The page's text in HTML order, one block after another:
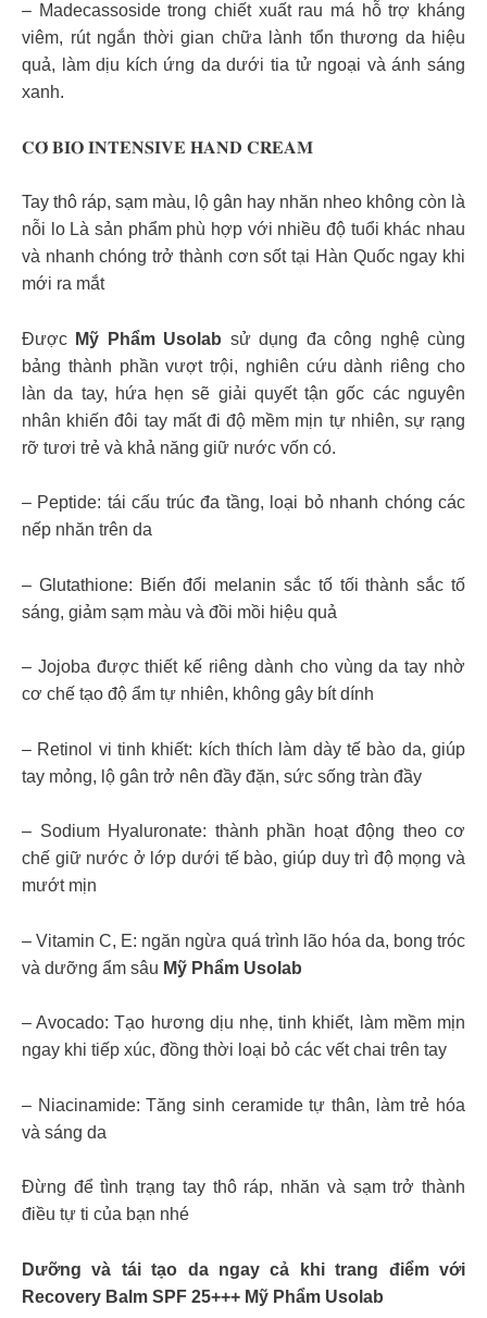
– Madecassoside trong chiết xuất rau má hỗ trợ kháng
viêm, rút ngắn thời gian chữa lành tổn thương da hiệu
quả, làm dịu kích ứng da dưới tia tử ngoại và ánh sáng
xanh.
𝐂𝐎́ 𝐁𝐈𝐎 𝐈𝐍𝐓𝐄𝐍𝐒𝐈𝐕𝐄 𝐇𝐀𝐍𝐃 𝐂𝐑𝐄𝐀𝐌
Tay thô ráp, sạm màu, lộ gân hay nhăn nheo không còn là
nỗi lo Là sản phẩm phù hợp với nhiều độ tuổi khác nhau
và nhanh chóng trở thành cơn sốt tại Hàn Quốc ngay khi
mới ra mắt
Được Mỹ Phẩm Usolab sử dụng đa công nghệ cùng
bảng thành phần vượt trội, nghiên cứu dành riêng cho
làn da tay, hứa hẹn sẽ giải quyết tận gốc các nguyên
nhân khiến đôi tay mất đi độ mềm mịn tự nhiên, sự rạng
rỡ tươi trẻ và khả năng giữ nước vốn có.
– Peptide: tái cấu trúc đa tầng, loại bỏ nhanh chóng các
nếp nhăn trên da
– Glutathione: Biến đổi melanin sắc tố tối thành sắc tố
sáng, giảm sạm màu và đồi mồi hiệu quả
– Jojoba được thiết kế riêng dành cho vùng da tay nhờ
cơ chế tạo độ ẩm tự nhiên, không gây bít dính
– Retinol vi tinh khiết: kích thích làm dày tế bào da, giúp
tay mỏng, lộ gân trở nên đầy đặn, sức sống tràn đầy
– Sodium Hyaluronate: thành phần hoạt động theo cơ
chế giữ nước ở lớp dưới tế bào, giúp duy trì độ mọng và
mướt mịn
– Vitamin C, E: ngăn ngừa quá trình lão hóa da, bong tróc
và dưỡng ẩm sâu Mỹ Phẩm Usolab
– Avocado: Tạo hương dịu nhẹ, tinh khiết, làm mềm mịn
ngay khi tiếp xúc, đồng thời loại bỏ các vết chai trên tay
– Niacinamide: Tăng sinh ceramide tự thân, làm trẻ hóa
và sáng da
Đừng để tình trạng tay thô ráp, nhăn và sạm trở thành
điều tự ti của bạn nhé
Dưỡng và tái tạo da ngay cả khi trang điểm với
Recovery Balm SPF 25+++ Mỹ Phẩm Usolab